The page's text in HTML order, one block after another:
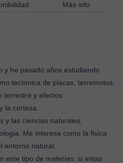
Más info
y he pasado años estudiando
tectonica de placas, terremotos,
terrestre y efectos
la corteza.
y las ciencias naturales,
Me interesa como la fisica
entorno natural.
este tipo de materias, si estas